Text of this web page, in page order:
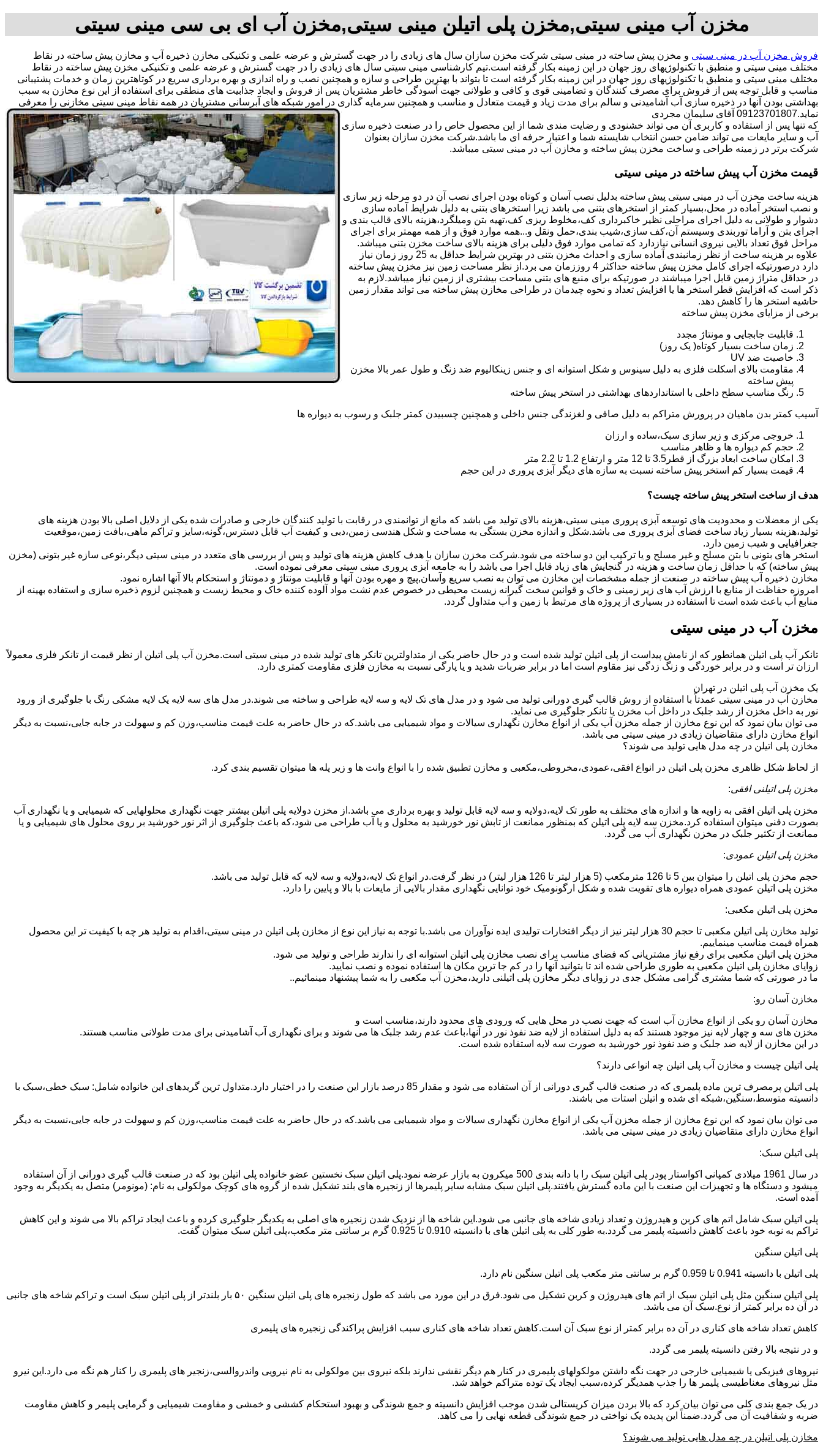
مخزن آب مینی سیتی,مخزن پلی اتیلن مینی سیتی,مخزن آب ای بی سی مینی سیتی
فروش مخزن آب در مینی سیتی و مخزن پیش ساخته در مینی سیتی شرکت مخزن سازان سال های زیادی را در جهت گسترش و عرضه علمی و تکنیکی مخازن ذخیره آب و مخازن پیش ساخته در نقاط
مختلف مینی سیتی و منطبق با تکنولوژیهای روز جهان در این زمینه بکار گرفته است.تیم کارشناسی مینی سیتی سال های زیادی را در جهت گسترش و عرضه علمی و تکنیکی مخزن پیش ساخته در نقاط
مختلف مینی سیتی و منطبق با تکنولوژیهای روز جهان در این زمینه بکار گرفته است تا بتواند با بهترین طراحی و سازه و همچنین نصب و راه اندازی و بهره برداری سریع در کوتاهترین زمان و خدمات پشتیبانی
مناسب و قابل توجه پس از فروش برای مصرف کنندگان و تضامینی قوی و کافی و طولانی جهت آسودگی خاطر مشتریان پس از فروش و ایجاد جذابیت های منطقی برای استفاده از این نوع مخازن به سبب
بهداشتی بودن آنها در ذخیره سازی آب آشامیدنی و سالم برای مدت زیاد و قیمت متعادل و مناسب و همچنین سرمایه گذاری در امور شبکه های آبرسانی مشتریان در همه نقاط مینی سیتی مخازنی را معرفی
نماید.09123701807 آقای سلیمان مجردی
که تنها پس از استفاده و کاربری آن می تواند خشنودی و رضایت مندی شما از این محصول خاص را در صنعت ذخیره سازی
آب و سایر مایعات می تواند ضامن حسن انتخاب شایسته شما و اعتبار حرفه ای ما باشد.شرکت مخزن سازان بعنوان
شرکت برتر در زمینه طراحی و ساخت مخزن پیش ساخته و مخازن آب در مینی سیتی میباشد.
قیمت مخزن آب پیش ساخته در مینی سیتی
هزینه ساخت مخزن آب در مینی سیتی پیش ساخته بدلیل نصب آسان و کوتاه بودن اجرای نصب آن در دو مرحله زیر سازی
و نصب استخر آماده در محل،بسیار کمتر از استخرهای بتنی می باشد زیرا استخرهای بتنی به دلیل شرایط آماده سازی
دشوار و طولانی به دلیل اجرای مراحلی نظیر خاکبرداری کف،مخلوط ریزی کف،تهیه بتن ومیلگرد،هزینه بالای قالب بندی و
اجرای بتن و آراما توربندی وسیستم آن،کف سازی،شیب بندی،حمل ونقل و...همه موارد فوق و از همه مهمتر برای اجرای
مراحل فوق تعداد بالایی نیروی انسانی نیازدارد که تمامی موارد فوق دلیلی برای هزینه بالای ساخت مخزن بتنی میباشد.
علاوه بر هزینه ساخت از نظر زمانبندی آماده سازی و احداث مخزن بتنی در بهترین شرایط حداقل به 25 روز زمان نیاز
دارد درصورتیکه اجرای کامل مخزن پیش ساخته حداکثر 4 روززمان می برد.از نظر مساحت زمین نیز مخزن پیش ساخته
در حداقل متراژ زمین قابل اجرا میباشند در صورتیکه برای منبع های بتنی مساحت بیشتری از زمین نیاز میباشد.لازم به
ذکر است که افزایش قطر استخر ها یا افزایش تعداد و نحوه چیدمان در طراحی مخازن پیش ساخته می تواند مقدار زمین
حاشیه استخر ها را کاهش دهد.
برخی از مزایای مخزن پیش ساخته
قابلیت جابجایی و مونتاژ مجدد
زمان ساخت بسیار کوتاه( یک روز)
خاصیت ضد UV
مقاومت بالای اسکلت فلزی به دلیل سینوس و شکل استوانه ای و جنس زینکالیوم ضد زنگ و طول عمر بالا مخزن
پیش ساخته
رنگ مناسب سطح داخلی با استانداردهای بهداشتی در استخر پیش ساخته
آسیب کمتر بدن ماهیان در پرورش متراکم به دلیل صافی و لغزندگی جنس داخلی و همچنین چسبیدن کمتر جلبک و رسوب به دیواره ها
خروجی مرکزی و زیر سازی سبک،ساده و ارزان
حجم کم دیواره ها و ظاهر مناسب
امکان ساخت ابعاد بزرگ از قطر3.5 تا 12 متر و ارتفاع 1.2 تا 2.2 متر
قیمت بسیار کم استخر پیش ساخته نسبت به سازه های دیگر آبزی پروری در این حجم
هدف از ساخت استخر پیش ساخته چیست؟
یکی از معضلات و محدودیت های توسعه آبزی پروری مینی سیتی،هزینه بالای تولید می باشد که مانع از توانمندی در رقابت با تولید کنندگان خارجی و صادرات شده یکی از دلایل اصلی بالا بودن هزینه های
تولید،هزینه بسیار زیاد ساخت فضای آبزی پروری می باشد.شکل و اندازه مخزن بستگی به مساحت و شکل هندسی زمین،دبی و کیفیت آب قابل دسترس،گونه،سایز و تراکم ماهی،بافت زمین،موقعیت
جغرافیایی و شیب زمین دارد.
استخر های بتونی با بتن مسلح و غیر مسلح و یا ترکیب این دو ساخته می شود.شرکت مخزن سازان با هدف کاهش هزینه های تولید و پس از بررسی های متعدد در مینی سیتی دیگر،نوعی سازه غیر بتونی (مخزن
پیش ساخته) که با حداقل زمان ساخت و هزینه در گنجایش های زیاد قابل اجرا می باشد را به جامعه آبزی پروری مینی سیتی معرفی نموده است.
مخازن ذخیره آب پیش ساخته در صنعت از جمله مشخصات این مخازن می توان به نصب سریع وآسان,پیچ و مهره بودن آنها و قابلیت مونتاژ و دمونتاژ و استحکام بالا آنها اشاره نمود.
امروزه حفاظت از منابع با ارزش آب های زیر زمینی و خاک و قوانین سخت گیرانه زیست محیطی در خصوص عدم نشت مواد آلوده کننده خاک و محیط زیست و همچنین لزوم ذخیره سازی و استفاده بهینه از
منابع آب باعث شده است تا استفاده در بسیاری از پروژه های مرتبط با زمین و آب متداول گردد.
مخزن آب در مینی سیتی
تانکر آب پلی اتیلن همانطور که از نامش پیداست از پلی اتیلن تولید شده است و در حال حاضر یکی از متداولترین تانکر های تولید شده در مینی سیتی است.مخزن آب پلی اتیلن از نظر قیمت از تانکر فلزی معمولاً
ارزان تر است و در برابر خوردگی و زنگ زدگی نیز مقاوم است اما در برابر ضربات شدید و یا پارگی نسبت به مخازن فلزی مقاومت کمتری دارد.
یک مخزن آب پلی اتیلن در تهران
مخازن آب در مینی سیتی عمدتاً با استفاده از روش قالب گیری دورانی تولید می شود و در مدل های تک لایه و سه لایه طراحی و ساخته می شوند.در مدل های سه لایه یک لایه مشکی رنگ با جلوگیری از ورود
نور به داخل مخزن از رشد جلبک در داخل آب مخزن یا تانکر جلوگیری می نماید.
می توان بیان نمود که این نوع مخازن از جمله مخزن آب یکی از انواع مخازن نگهداری سیالات و مواد شیمیایی می باشد.که در حال حاضر به علت قیمت مناسب،وزن کم و سهولت در جابه جایی،نسبت به دیگر
انواع مخازن دارای متقاضیان زیادی در مینی سیتی می باشد.
مخازن پلی اتیلن در چه مدل هایی تولید می شوند؟
از لحاظ شکل ظاهری مخزن پلی اتیلن در انواع افقی،عمودی،مخروطی،مکعبی و مخازن تطبیق شده را با انواع وانت ها و زیر پله ها میتوان تقسیم بندی کرد.
مخزن پلی اتیلنی افقی:
مخزن پلی اتیلن افقی به زاویه ها و اندازه های مختلف به طور تک لایه،دولایه و سه لایه قابل تولید و بهره برداری می باشد.از مخزن دولایه پلی اتیلن بیشتر جهت نگهداری محلولهایی که شیمیایی و یا نگهداری آب
بصورت دفنی میتوان استفاده کرد.مخزن سه لایه پلی اتیلن که بمنظور ممانعت از تابش نور خورشید به محلول و یا آب طراحی می شود،که باعث جلوگیری از اثر نور خورشید بر روی محلول های شیمیایی و یا
ممانعت از تکثیر جلبک در مخزن نگهداری آب می گردد.
مخزن پلی اتیلن عمودی:
حجم مخزن پلی اتیلن را میتوان بین 5 تا 126 مترمکعب (5 هزار لیتر تا 126 هزار لیتر) در نظر گرفت.در انواع تک لایه،دولایه و سه لایه که قابل تولید می باشد.
مخزن پلی اتیلن عمودی همراه دیواره های تقویت شده و شکل ارگونومیک خود توانایی نگهداری مقدار بالایی از مایعات با بالا و پایین را دارد.
مخزن پلی اتیلن مکعبی:
تولید مخازن پلی اتیلن مکعبی تا حجم 30 هزار لیتر نیز از دیگر افتخارات تولیدی ایده نوآوران می باشد.با توجه به نیاز این نوع از مخازن پلی اتیلن در مینی سیتی،اقدام به تولید هر چه با کیفیت تر این محصول
همراه قیمت مناسب مینماییم.
مخزن پلی اتیلن مکعبی برای رفع نیاز مشتریانی که فضای مناسب برای نصب مخازن پلی اتیلن استوانه ای را ندارند طراحی و تولید می شود.
زوایای مخازن پلی اتیلن مکعبی به طوری طراحی شده اند تا بتوانید آنها را در کم جا ترین مکان ها استفاده نموده و نصب نمایید.
ما در صورتی که شما مشتری گرامی مشکل جدی در زوایای دیگر مخازن پلی اتیلنی دارید،مخزن آب مکعبی را به شما پیشنهاد مینمائیم..
مخازن آسان رو:
مخازن آسان رو یکی از انواع مخازن آب است که جهت نصب در محل هایی که ورودی های محدود دارند،مناسب است و
مخزن های سه و چهار لایه نیز موجود هستند که به دلیل استفاده از لایه ضد نفوذ نور در آنها،باعث عدم رشد جلبک ها می شوند و برای نگهداری آب آشامیدنی برای مدت طولانی مناسب هستند.
در این مخازن از لایه ضد جلبک و ضد نفوذ نور خورشید به صورت سه لایه استفاده شده است.
پلی اتیلن چیست و مخازن آب پلی اتیلن چه انواعی دارند؟
پلی اتیلن پرمصرف ترین ماده پلیمری که در صنعت قالب گیری دورانی از آن استفاده می شود و مقدار 85 درصد بازار این صنعت را در اختیار دارد.متداول ترین گریدهای این خانواده شامل: سبک خطی،سبک با
دانسیته متوسط،سنگین،شبکه ای شده و اتیلن استات می باشند.
می توان بیان نمود که این نوع مخازن از جمله مخزن آب یکی از انواع مخازن نگهداری سیالات و مواد شیمیایی می باشد.که در حال حاضر به علت قیمت مناسب،وزن کم و سهولت در جابه جایی،نسبت به دیگر
انواع مخازن دارای متقاضیان زیادی در مینی سیتی می باشد.
پلی اتیلن سبک:
در سال 1961 میلادی کمپانی اکواستار پودر پلی اتیلن سبک را با دانه بندی 500 میکرون به بازار عرضه نمود.پلی اتیلن سبک نخستین عضو خانواده پلی اتیلن بود که در صنعت قالب گیری دورانی از آن استفاده
میشود و دستگاه ها و تجهیزات این صنعت با این ماده گسترش یافتند.پلی اتیلن سبک مشابه سایر پلیمرها از زنجیره های بلند تشکیل شده از گروه های کوچک مولکولی به نام: (مونومر) متصل به یکدیگر به وجود
آمده است.
پلی اتیلن سبک شامل اتم های کربن و هیدروژن و تعداد زیادی شاخه های جانبی می شود.این شاخه ها از نزدیک شدن زنجیره های اصلی به یکدیگر جلوگیری کرده و باعث ایجاد تراکم بالا می شوند و این کاهش
تراکم به نوبه خود باعث کاهش دانسیته پلیمر می گردد.به طور کلی به پلی اتیلن های با دانسیته 0.910 تا 0.925 گرم بر سانتی متر مکعب،پلی اتیلن سبک میتوان گفت.
پلی اتیلن سنگین
پلی اتیلن با دانسیته 0.941 تا 0.959 گرم بر سانتی متر مکعب پلی اتیلن سنگین نام دارد.
پلی اتیلن سنگین مثل پلی اتیلن سبک از اتم های هیدروژن و کربن تشکیل می شود.فرق در این مورد می باشد که طول زنجیره های پلی اتیلن سنگین ۵۰ بار بلندتر از پلی اتیلن سبک است و تراکم شاخه های جانبی
در آن ده برابر کمتر از نوع.سبک آن می باشد.
کاهش تعداد شاخه های کناری در آن ده برابر کمتر از نوع سبک آن است.کاهش تعداد شاخه های کناری سبب افزایش پراکندگی زنجیره های پلیمری
و در نتیجه بالا رفتن دانسیته پلیمر می گردد.
نیروهای فیزیکی یا شیمیایی خارجی در جهت نگه داشتن مولکولهای پلیمری در کنار هم دیگر نقشی ندارند بلکه نیروی بین مولکولی به نام نیرویی واندروالسی،زنجیر های پلیمری را کنار هم نگه می دارد.این نیرو
مثل نیروهای مغناطیسی پلیمر ها را جذب همدیگر کرده،سبب ایجاد یک توده متراکم خواهد شد.
در یک جمع بندی کلی می توان بیان کرد که بالا بردن میزان کریستالی شدن موجب افزایش دانسیته و جمع شوندگی و بهبود استحکام کششی و خمشی و مقاومت شیمیایی و گرمایی پلیمر و کاهش مقاومت
ضربه و شفافیت آن می گردد.ضمناً این پدیده یک نواختی در جمع شوندگی قطعه نهایی را می کاهد.
مخازن پلی اتیلن در چه مدل هایی تولید می شوند؟